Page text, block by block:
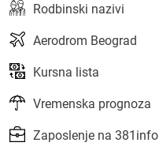
Rodbinski nazivi
Aerodrom Beograd
Kursna lista
Vremenska prognoza
Zaposlenje na 381info